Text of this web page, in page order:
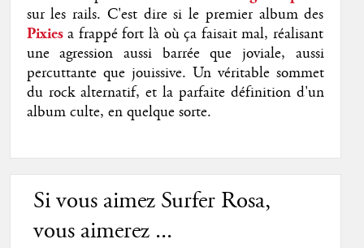
sur les rails. C'est dire si le premier album des
Pixiesa frappé fort là où ça faisait mal, réalisant
une agression aussi barrée que joviale, aussi
percuttante que jouissive. Un véritable sommet
du rock alternatif, et la parfaite définition d'un
album culte, en quelque sorte.
Si vous aimez Surfer Rosa,
vous aimerez ...